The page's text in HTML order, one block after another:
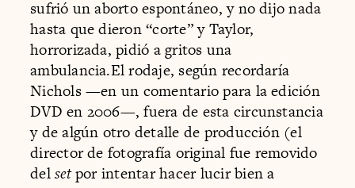
sufrió un aborto espontáneo, y no dijo nada
hasta que dieron “corte” y Taylor,
horrorizada, pidió a gritos una
ambulancia.El rodaje, según recordaría
Nichols —en un comentario para la edición
DVD en 2006—, fuera de esta circunstancia
y de algún otro detalle de producción (el
director de fotografía original fue removido
delsetpor intentar hacer lucir bien a